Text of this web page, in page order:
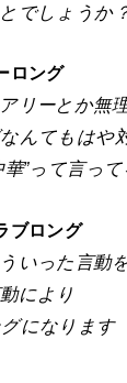
でしょうか
ロング
リーとか無
んてもはや
華”って言っ
ブロング
いった言動
により
グになりま